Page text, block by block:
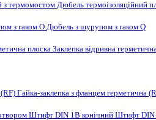
з термомостом Дюбель термоізоляційний
з гаком O Дюбель з шурупом з гаком Q
плоска Заклепка відривна
Гайка-заклепка з фланцем герметична
Штифт DIN 1B конічний Штифт DIN